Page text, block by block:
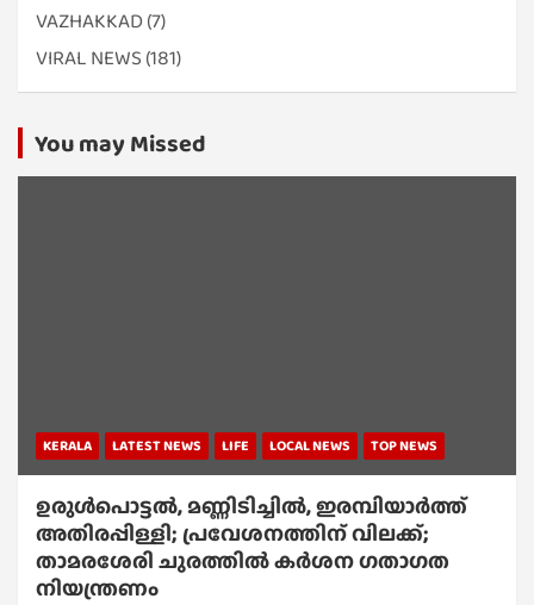
VAZHAKKAD(7)
VIRAL NEWS (181)
You may Missed
KERALA LATEST NEWS LIFE LOCAL NEWS TOP NEWS
ഉരുൾപൊട്ടൽ, മണ്ണിടിച്ചിൽ, ഇരമ്പിയാര്‍ത്ത്
അതിരപ്പിള്ളി; പ്രവേശനത്തിന് വിലക്ക്;
താമരശേരി ചുരത്തില്‍ കര്‍ശന ഗതാഗത
നിയന്ത്രണം